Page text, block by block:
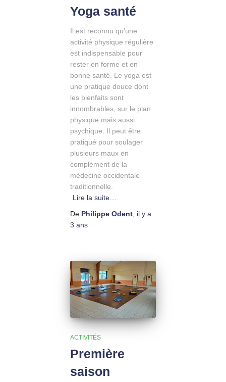
Yoga santé
Il est reconnu qu’une
activité physique régulière
est indispensable pour
rester en forme et en
bonne santé. Le yoga est
une pratique douce dont
les bienfaits sont
innombrables, sur le plan
physique mais aussi
psychique. Il peut être
pratiqué pour soulager
plusieurs maux en
complément de la
médecine occidentale
traditionnelle.
Lire la suite…
De Philippe Odent, il y a
3 ans
ACTIVITÉS
Première
saison